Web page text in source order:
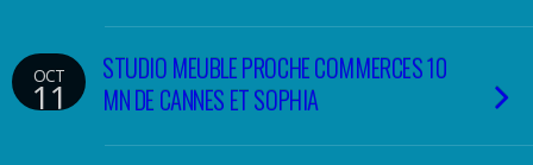
OCT
11
STUDIO MEUBLE PROCHE COMMERCES 10
MN DE CANNES ET SOPHIA